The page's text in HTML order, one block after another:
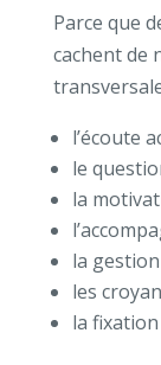
Parce que
cachent de
l’écoute
le
la
la
les
la fixation